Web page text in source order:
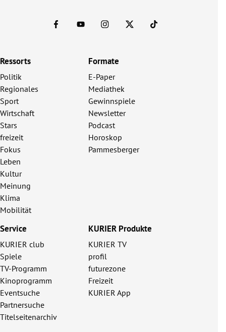
Ressorts
Politik
Regionales
Sport
Wirtschaft
Stars
freizeit
Fokus
Leben
Kultur
Meinung
Klima
Mobilität
Formate
E-Paper
Mediathek
Gewinnspiele
Newsletter
Podcast
Horoskop
Pammesberger
Service
KURIER club
Spiele
TV-Programm
Kinoprogramm
Eventsuche
Partnersuche
Titelseitenarchiv
KURIER Produkte
KURIER TV
profil
futurezone
Freizeit
KURIER App